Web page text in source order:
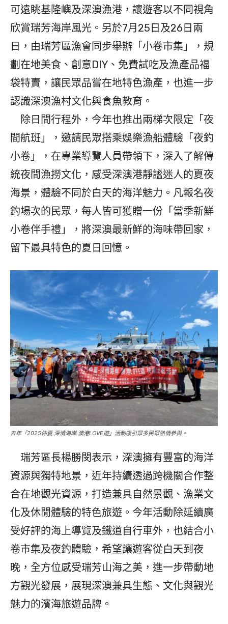
可遠眺基隆嶼及深澳漁港，讓遊客以不同視角
欣賞瑞芳海岸風光。另於7月25日及26日兩
日，由瑞芳區漁會同步舉辦「小卷市集」，規
劃在地美食、創意DIY、免費試吃及漁產品福
袋特賣，讓民眾品嘗在地特色漁產，也進一步
認識深澳漁村文化與食魚教育。
除日間行程外，今年也推出兩梯次限定「夜
間航班」，邀請民眾搭乘娛樂漁船體驗「夜釣
小卷」，在專業導覽人員帶領下，深入了解傳
統夜間漁撈文化，感受深澳港靜謐迷人的夏夜
海景，體驗不同於白天的海洋魅力。凡報名夜
釣場次的民眾，每人皆可獲贈一份「當季新鮮
小卷伴手禮」，將深澳最新鮮的海味帶回家，
留下最具特色的夏日回憶。
去年「2025仲夏 深情海岸 澳港LOVE遊」活動吸引眾多民眾熱情參與。
瑞芳區長楊勝閔表示，深澳擁有豐富的海洋
資源與獨特地景，近年持續透過跨機關合作整
合在地觀光資源，打造兼具自然景觀、漁業文
化及休閒體驗的特色旅遊。今年活動除延續廣
受好評的海上導覽及鐵道自行車外，也結合小
卷市集及夜釣體驗，希望讓遊客從白天到夜
晚，全方位感受瑞芳山海之美，進一步帶動地
方觀光發展，展現深澳兼具生態、文化與觀光
魅力的濱海旅遊品牌。